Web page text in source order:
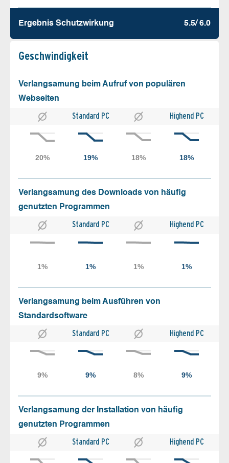
Ergebnis Schutz­wirkung 5.5/ 6.0
Geschw­indigkeit
Verlangsamung beim Aufruf von populären
Webseiten
Standard PC Highend PC
Verlangsamung des Downloads von häufig
genutzten Programmen
Standard PC Highend PC
Verlangsamung beim Ausführen von
Standardsoftware
Standard PC Highend PC
Verlangsamung der Installation von häufig
genutzten Programmen
Standard PC Highend PC